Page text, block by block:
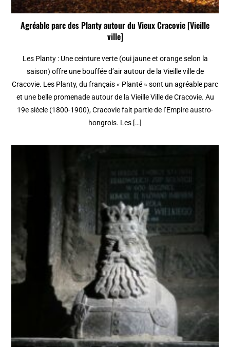
Agréable parc des Planty autour du Vieux Cracovie [Vieille
ville]
Les Planty : Une ceinture verte (oui jaune et orange selon la
saison) offre une bouffée d’air autour de la Vieille ville de
Cracovie. Les Planty, du français « Planté » sont un agréable parc
et une belle promenade autour de la Vieille Ville de Cracovie. Au
19e siècle (1800-1900), Cracovie fait partie de l’Empire austro-
hongrois. Les […]